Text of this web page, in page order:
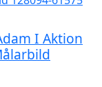
I Aktion